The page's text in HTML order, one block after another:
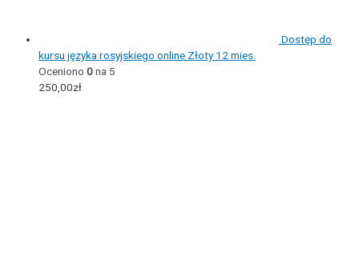
Dostęp do
kursu języka rosyjskiego online Złoty 12 mies.
Oceniono 0na 5
250,00zł